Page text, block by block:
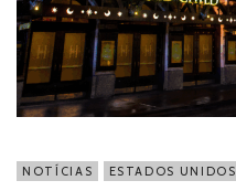
NOTÍCIAS ESTADOS UNIDOS